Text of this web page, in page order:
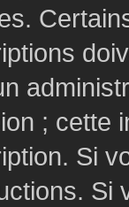
; cette
Si
Si